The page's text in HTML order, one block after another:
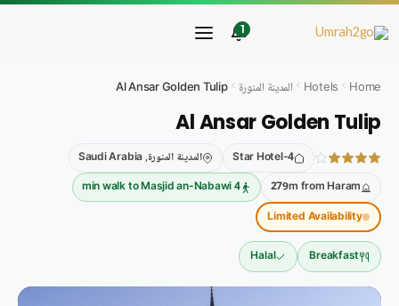
تخطي
إلى
1
Home
Hotels المدينة المنورة Al Ansar Golden Tulip
Al Ansar Golden Tulip
4-Star Hotel
المدينة المنورة, Saudi Arabia
279m from Haram
4 min walk to Masjid an-Nabawi
Limited Availability
Breakfast
Halal